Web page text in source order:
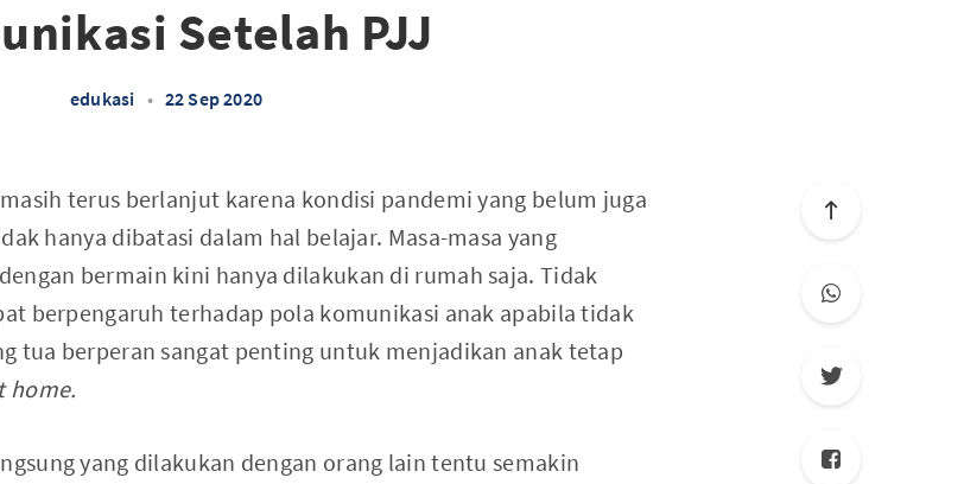
Setelah PJJ
edukasi • 22 Sep 2020
terus berlanjut karena kondisi pandemi yang belum juga
hanya dibatasi dalam hal belajar. Masa-masa yang
bermain kini hanya dilakukan di rumah saja. Tidak
berpengaruh terhadap pola komunikasi anak apabila tidak
tua berperan sangat penting untuk menjadikan anak tetap
home.
yang dilakukan dengan orang lain tentu semakin